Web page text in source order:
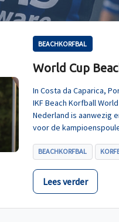
BEACHKORFBAL
World Cup
In Costa da Caparica,
IKF Beach Korfball
Nederland is aanwezig
voor de
BEACHKORFBAL
Lees verder